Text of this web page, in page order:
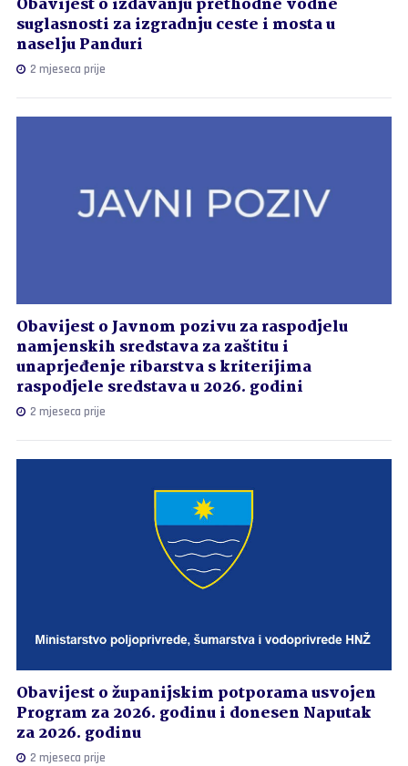
suglasnosti za izgradnju ceste i mosta u
naselju Panduri
2 mjeseca prije
Obavijest o Javnom pozivu za raspodjelu
namjenskih sredstava za zaštitu i
unaprjeđenje ribarstva s kriterijima
raspodjele sredstava u 2026. godini
2 mjeseca prije
Obavijest o županijskim potporama usvojen
Program za 2026. godinu i donesen Naputak
za 2026. godinu
2 mjeseca prije